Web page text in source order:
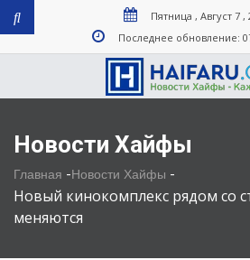
Пятница , Август 7 ,
Последнее обновление:
Новости Хайфы
Главная -Новости Хайфы -
Новый кинокомплекс рядом со
меняются